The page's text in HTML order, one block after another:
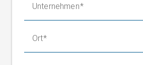
Unternehmen
Ort